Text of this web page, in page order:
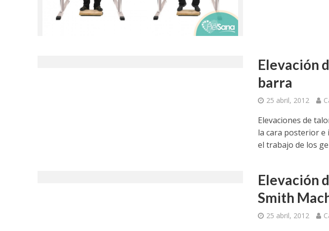
Elevación
barra
25 abril, 2012
Elevaciones de
la cara posterior
el trabajo de los
Elevación
Smith
25 abril, 2012